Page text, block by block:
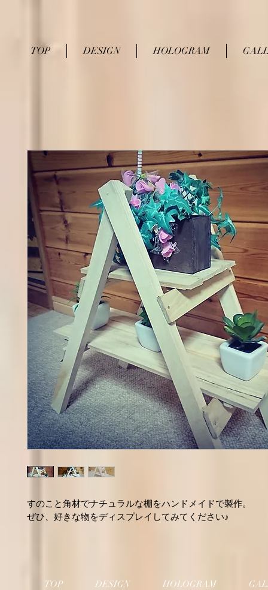
TOP DESIGN HOLOGRAM
すのこと角材でナチュラルな棚をハンドメイドで製作。
ぜひ、好きな物をディスプレイしてみてください♪
TOP DESIGN HOLOGRAM